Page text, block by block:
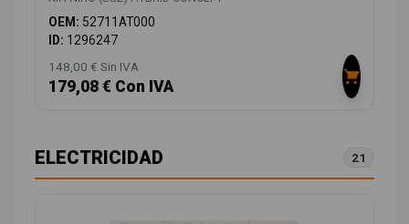
OEM: 52711AT000
ID: 1296247
148,00 € Sin IVA
179,08 € Con IVA
ELECTRICIDAD 21